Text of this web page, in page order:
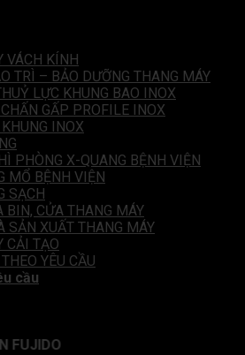
VÁCH KÍNH
TRÌ – BẢO DƯỠNG THANG MÁY
LỰC KHUNG BAO INOX
GẤP PROFILE INOX
INOX
PHÒNG X-QUANG BỆNH VIỆN
MỔ BỆNH VIỆN
SẠCH
BIN, CỬA THANG MÁY
SẢN XUẤT THANG MÁY
CẢI TẠO
YÊU CẦU
cầu